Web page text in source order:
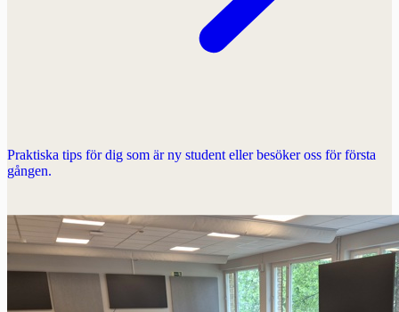
Praktiska tips för dig som är ny student eller besöker oss för första
gången.